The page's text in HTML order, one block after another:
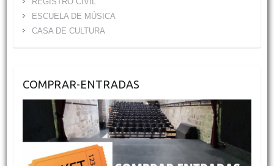
ESCUELA DE MÚSICA
CASA DE CULTURA
COMPRAR-ENTRADAS